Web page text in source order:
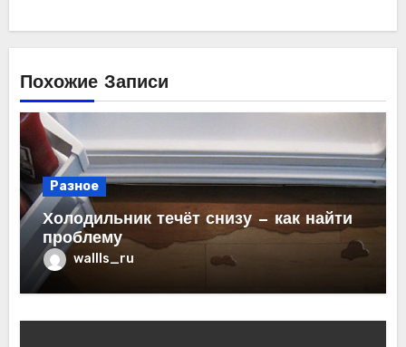
Похожие Записи
Разное
Холодильник течёт снизу — как найти
проблему
wallls_ru